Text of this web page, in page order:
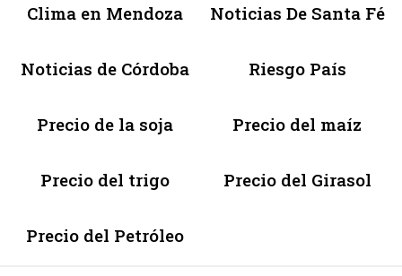
Clima en Mendoza Noticias De Santa Fé
Noticias de Córdoba Riesgo País
Precio de la soja Precio del maíz
Precio del trigo Precio del Girasol
Precio del Petróleo